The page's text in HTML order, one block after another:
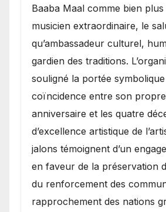
Baaba Maal comme bien plus
musicien extraordinaire, le
qu’ambassadeur culturel,
gardien des traditions.
souligné la portée
coïncidence entre son
anniversaire et les quatre
d’excellence artistique de
jalons témoignent d’un
en faveur de la préservation
du renforcement des
rapprochement des nations